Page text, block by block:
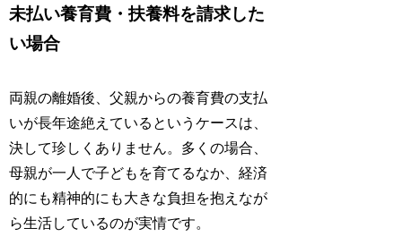
未払い養育費・扶養料を請求した
い場合
両親の離婚後、父親からの養育費の支払
いが長年途絶えているというケースは、
決して珍しくありません。多くの場合、
母親が一人で子どもを育てるなか、経済
的にも精神的にも大きな負担を抱えなが
ら生活しているのが実情です。